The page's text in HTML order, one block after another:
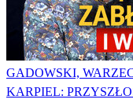
GADOWSKI,
KARPIEL: